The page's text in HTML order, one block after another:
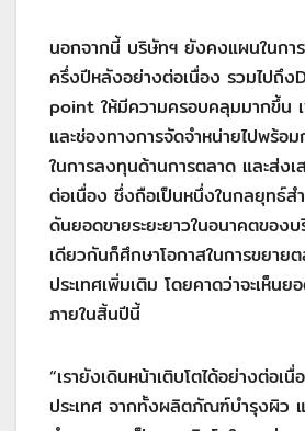
นอกจากนี้ บริษัทฯ ยังคงแผนในกา
ครึ่งปีหลังอย่างต่อเนื่อง รวมไปถึ
point ให้มีความครอบคลุมมากขึ้น
และช่องทางการจัดจำหน่ายไปพร้
ในการลงทุนด้านการตลาด และส่งเ
ต่อเนื่อง ซึ่งถือเป็นหนึ่งในกลยุทธ์
ดันยอดขายระยะยาวในอนาคตของ
เดียวกันก็ศึกษาโอกาสในการขยาย
ประเทศเพิ่มเติม โดยคาดว่าจะเห็น
ภายในสิ้นปีนี้
“เรายังเดินหน้าเติบโตได้อย่างต่อเ
ประเทศ จากทั้งผลิตภัณฑ์บำรุงผิว